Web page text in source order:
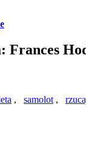
Frances
, samolot,